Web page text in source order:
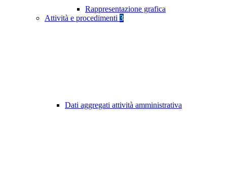
Rappresentazione grafica
Attività e procedimenti 3
Dati aggregati attività amministrativa